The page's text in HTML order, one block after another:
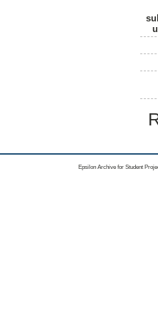
Epsilon Archive for Student